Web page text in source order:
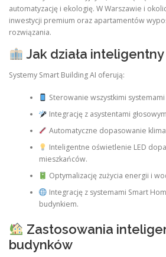
automatyzację i ekologię. W Warszawie i
inwestycji premium oraz apartamentów
rozwiązania.
Jak działa
Systemy Smart Building AI oferują:
Sterowanie wszystkimi
Integrację z asystentami
Automatyczne dopasowanie
Inteligentne oświetlenie LED
mieszkańców.
Optymalizację zużycia energii i
Integrację z systemami Smart
budynkiem.
Zastosowania
budynków